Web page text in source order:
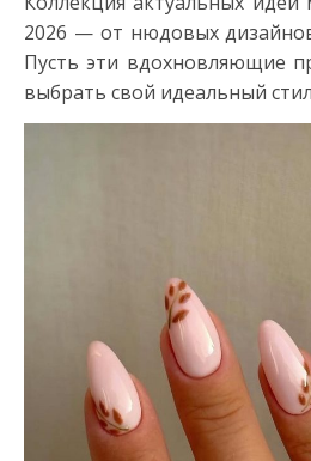
2026 — от нюдовых
Пусть эти вдохновляющие
выбрать свой идеальный